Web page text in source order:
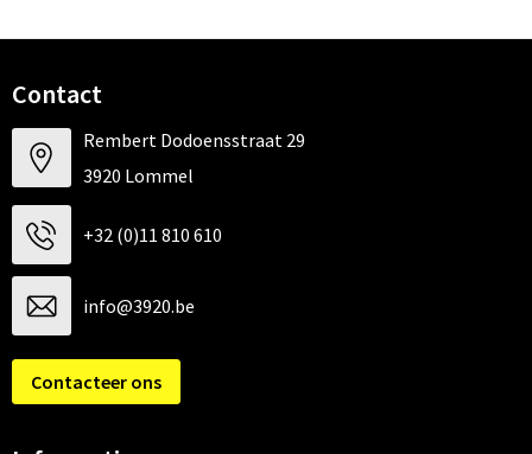
Contact
Rembert Dodoensstraat 29
3920 Lommel
+32 (0)11 810 610
info@3920.be
Contacteer ons